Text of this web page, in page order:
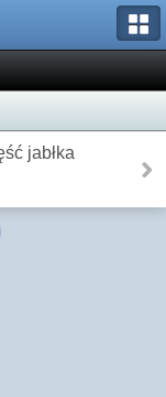
jabłka